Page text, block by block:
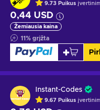
9.73 Puikus
0,44 USD
Žemiausia kaina
11% grįžta
Instant-Codes
9.67 Puikus